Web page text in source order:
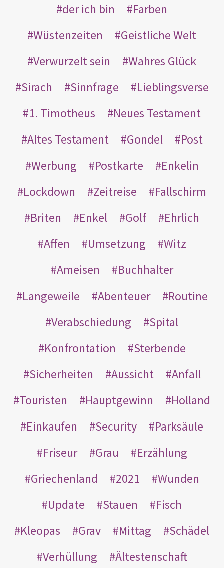
der ich bin
Farben
Wüstenzeiten
Geistliche Welt
Verwurzelt sein
Wahres Glück
Sirach
Sinnfrage
Lieblingsverse
1. Timotheus
Neues Testament
Altes Testament
Gondel
Post
Werbung
Postkarte
Enkelin
Lockdown
Zeitreise
Fallschirm
Briten
Enkel Golf
Ehrlich
Affen
Umsetzung
Witz
Ameisen
Buchhalter
Langeweile
Abenteuer
Routine
Verabschiedung
Spital
Konfrontation
Sterbende
Sicherheiten
Aussicht
Anfall
Touristen
Hauptgewinn
Holland
Einkaufen
Security
Parksäule
Friseur
Grau
Erzählung
Griechenland
2021
Wunden
Update
Stauen
Fisch
Kleopas
Grav Mittag
Schädel
Verhüllung
Ältestenschaft